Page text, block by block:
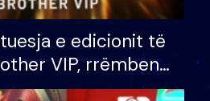
e edicionit të
VIP, rrëmben
prej 100 mijë eurosh